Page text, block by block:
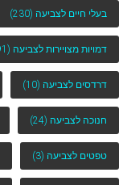
בעלי חיים לצביעה (230)
דמויות מצויירות לצביעה (191)
דרדסים לצביעה (10)
חנוכה לצביעה (24)
טפטים לצביעה (3)